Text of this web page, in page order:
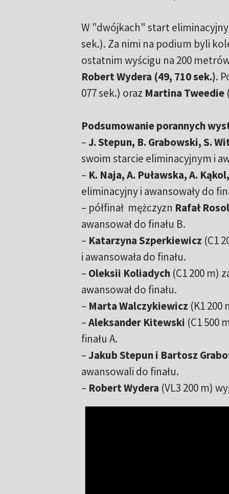
W "dwójkach" start eliminacyjny
sek.). Za nimi na podium byli
ostatnim wyścigu na 200
Robert Wydera (49, 710 sek.).
077 sek.) oraz Martina Tweedie
Podsumowanie porannych
–J. Stepun, B. Grabowski, S.
swoim starcie eliminacyjnym i
– K. Naja, A. Puławska, A.
eliminacyjny i awansowały do
– półfinał mężczyzn Rafał
awansował do finału B.
– Katarzyna Szperkiewicz (C1
i awansowała do finału.
– Oleksii Koliadych (C1 200 m)
awansował do finału.
– Marta Walczykiewicz (K1 200
–Aleksander Kitewski (C1 500
finału A.
–Jakub Stepun i Bartosz
awansowali do finału.
– Robert Wydera (VL3 200 m)